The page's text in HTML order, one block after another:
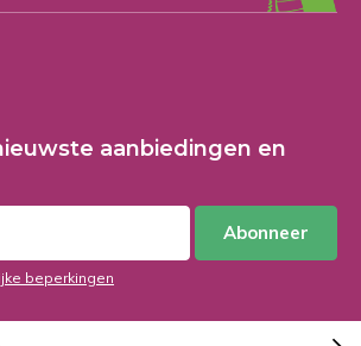
aanbiedingen en
Abonneer
beperkingen